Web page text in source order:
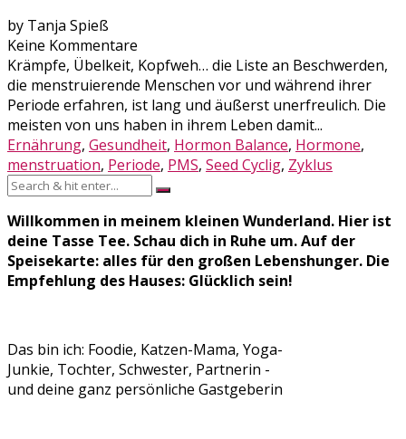
by Tanja Spieß
Keine Kommentare
Krämpfe, Übelkeit, Kopfweh… die Liste an Beschwerden,
die menstruierende Menschen vor und während ihrer
Periode erfahren, ist lang und äußerst unerfreulich. Die
meisten von uns haben in ihrem Leben damit...
Ernährung, Gesundheit, Hormon Balance, Hormone,
menstruation, Periode, PMS, Seed Cyclig, Zyklus
Willkommen in meinem kleinen Wunderland. Hier ist
deine Tasse Tee. Schau dich in Ruhe um. Auf der
Speisekarte: alles für den großen Lebenshunger. Die
Empfehlung des Hauses: Glücklich sein!
Das bin ich: Foodie, Katzen-Mama, Yoga-
Junkie, Tochter, Schwester, Partnerin -
und deine ganz persönliche Gastgeberin